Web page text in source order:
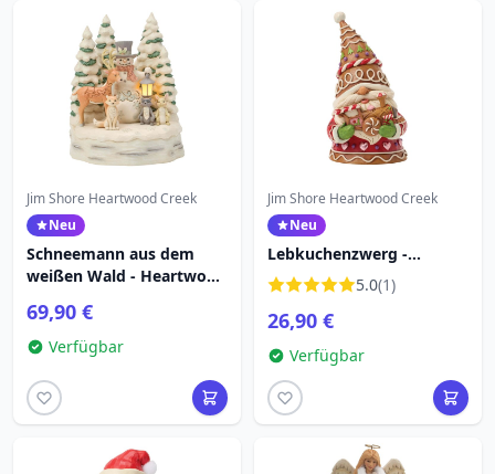
Jim Shore Heartwood Creek
Neu
Schneemann aus dem
weißen Wald - Heartwood
69,90 €
Verfügbar
Jim Shore Heartwood Creek
Neu
Lebkuchenzwerg -
HEARTWOOD CREEK
5.0(1)
26,90 €
Verfügbar